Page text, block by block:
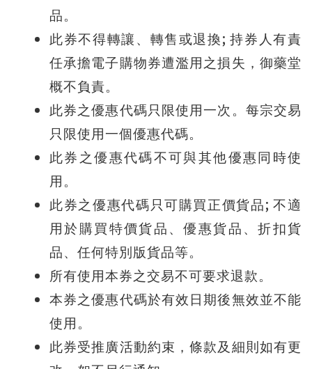
品。
此券不得轉讓、轉售或退換;持券人有責
任承擔電子購物券遭濫用之損失，御藥堂
概不負責。
此券之優惠代碼只限使用一次。每宗交易
只限使用一個優惠代碼。
此券之優惠代碼不可與其他優惠同時使
用。
此券之優惠代碼只可購買正價貨品;不適
用於購買特價貨品、優惠貨品、折扣貨
品、任何特別版貨品等。
所有使用本券之交易不可要求退款。
本券之優惠代碼於有效日期後無效並不能
使用。
此券受推廣活動約束，條款及細則如有更